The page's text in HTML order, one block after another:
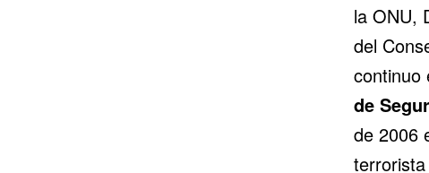
la ONU,
del
continuo
de
de 2006